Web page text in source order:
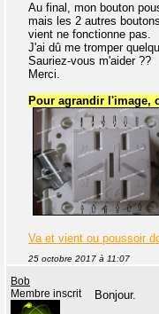
Au final, mon bouton
mais les 2 autres
vient ne fonctionne pas.
J'ai dû me tromper
Sauriez-vous m'aider ??
Merci.
Pour agrandir l'image,
Va et vient ou poussoir
25 octobre 2017 à 11:07
Bob
Membre inscrit
Bonjour.